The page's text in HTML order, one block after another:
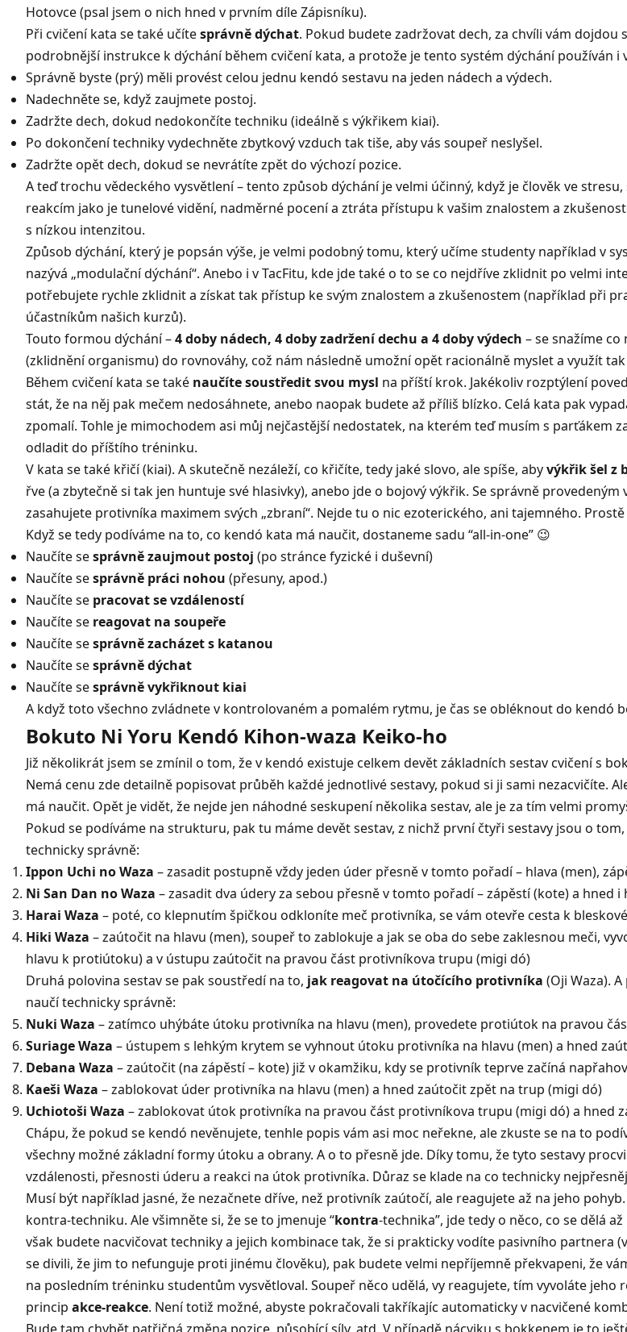
Hotovce(psal jsem o nich hned v prvním díle Zápisníku).
Při cvičení kata se také učítesprávně dýchat. Pokud budete zadržovat dech, za chvíli vám dojdou
podrobnější instrukce k dýchání během cvičení kata, a protože je tento systém dýchání používán
Správně byste (prý) měli provést celou jednu kendó sestavu na jeden nádech a výdech.
Nadechněte se, když zaujmete postoj.
Zadržte dech, dokud nedokončíte techniku (ideálně s výkřikem kiai).
Po dokončení techniky vydechněte zbytkový vzduch tak tiše, aby vás soupeř neslyšel.
Zadržte opět dech, dokud se nevrátíte zpět do výchozí pozice.
A teď trochu vědeckého vysvětlení – tento způsob dýchání je velmi účinný, když je člověk ve
reakcím jako je tunelové vidění, nadměrné pocení a ztráta přístupu k vašim znalostem a
s nízkou intenzitou.
Způsob dýchání, který je popsán výše, je velmi podobný tomu, který učíme studenty například v
nazývá „modulační dýchání“. Anebo i vTacFitu, kde jde také o to se co nejdříve zklidnit po velmi
potřebujete rychle zklidnit a získat tak přístup ke svým znalostem a zkušenostem (například při
účastníkům našich kurzů).
Touto formou dýchání –4 doby nádech, 4 doby zadržení dechu a 4 doby výdech – se snažíme
(zklidnění organismu) do rovnováhy, což nám následně umožní opět racionálně myslet a využít
Během cvičení kata se také naučíte soustředit svou mysl na příští krok. Jakékoliv rozptýlení
stát, že na něj pak mečem nedosáhnete, anebo naopak budete až příliš blízko. Celá kata pak
zpomalí. Tohle je mimochodem asi můj nejčastější nedostatek, na kterém teď musím s parťákem
odladit do příštího tréninku.
V kata se také křičí (kiai). A skutečně nezáleží, co křičíte, tedy jaké slovo, ale spíše, abyvýkřik šel z
řve (a zbytečně si tak jen huntuje své hlasivky), anebo jde o bojový výkřik. Se správně
zasahujete protivníka maximem svých „zbraní“. Nejde tu o nic ezoterického, ani tajemného.
Když se tedy podíváme na to, co kendó kata má naučit, dostaneme sadu “all-in-one” 😉
Naučíte sesprávně zaujmout postoj (po stránce fyzické i duševní)
Naučíte sesprávně práci nohou (přesuny, apod.)
Naučíte se pracovat se vzdáleností
Naučíte se reagovat na soupeře
Naučíte sesprávně zacházet s katanou
Naučíte sesprávně dýchat
Naučíte sesprávně vykřiknout kiai
A když toto všechno zvládnete v kontrolovaném a pomalém rytmu, je čas se obléknout do kendó
Bokuto Ni Yoru Kendó Kihon-waza Keiko-ho
Již několikrát jsem se zmínil o tom, že v kendó existuje celkem devět základních sestav cvičení s
Nemá cenu zde detailně popisovat průběh každé jednotlivé sestavy, pokud si ji sami nezacvičíte.
má naučit. Opět je vidět, že nejde jen náhodné seskupení několika sestav, ale je za tím velmi
Pokud se podíváme na strukturu, pak tu máme devět sestav, z nichž první čtyři sestavy jsou o tom,
technicky správně:
Ippon Uchi no Waza – zasadit postupně vždy jeden úder přesně v tomto pořadí – hlava (men),
Ni San Dan no Waza – zasadit dva údery za sebou přesně v tomto pořadí – zápěstí (kote) a hned i
Harai Waza – poté, co klepnutím špičkou odkloníte meč protivníka, se vám otevře cesta k
Hiki Waza – zaútočit na hlavu (men), soupeř to zablokuje a jak se oba do sebe zaklesnou meči,
hlavu k protiútoku) a v ústupu zaútočit na pravou část protivníkova trupu (migi dó)
Druhá polovina sestav se pak soustředí na to, jak reagovat na útočícího protivníka (Oji Waza).
naučí technicky správně:
Nuki Waza – zatímco uhýbáte útoku protivníka na hlavu (men), provedete protiútok na pravou
Suriage Waza – ústupem s lehkým krytem se vyhnout útoku protivníka na hlavu (men) a hned
Debana Waza – zaútočit (na zápěstí – kote) již v okamžiku, kdy se protivník teprve začíná
Kaeši Waza – zablokovat úder protivníka na hlavu (men) a hned zaútočit zpět na trup (migi dó)
Uchiotoši Waza – zablokovat útok protivníka na pravou část protivníkova trupu (migi dó) a hned
Chápu, že pokud se kendó nevěnujete, tenhle popis vám asi moc neřekne, ale zkuste se na to
všechny možné základní formy útoku a obrany. A o to přesně jde. Díky tomu, že tyto sestavy
vzdálenosti, přesnosti úderu a reakci na útok protivníka. Důraz se klade na co technicky
Musí být například jasné, že nezačnete dříve, než protivník zaútočí, ale reagujete až na jeho
kontra-techniku. Ale všimněte si, že se to jmenuje “kontra-technika”, jde tedy o něco, co se dělá
však budete nacvičovat techniky a jejich kombinace tak, že si prakticky vodíte pasivního partnera
se divili, že jim to nefunguje proti jinému člověku), pak budete velmi nepříjemně překvapeni, že
na posledním tréninku studentům vysvětloval. Soupeř něco udělá, vy reagujete, tím vyvoláte jeho
princip akce-reakce. Není totiž možné, abyste pokračovali takříkajíc automaticky v nacvičené